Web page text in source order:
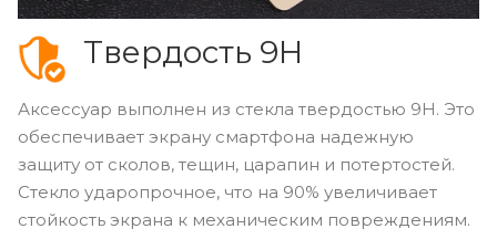
Твердость 9H
Аксессуар выполнен из стекла твердостью 9H. Это
обеспечивает экрану смартфона надежную
защиту от сколов, тещин, царапин и потертостей.
Стекло ударопрочное, что на 90% увеличивает
стойкость экрана к механическим повреждениям.